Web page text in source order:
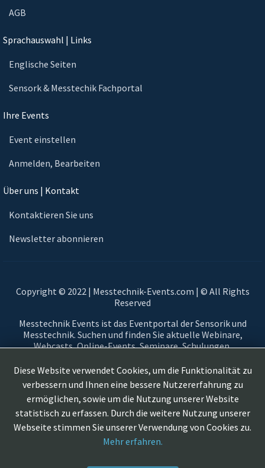
AGB
Sprachauswahl | Links
Englische Seiten
Sensork & Messtechik Fachportal
Ihre Events
Event einstellen
Anmelden, Bearbeiten
Über uns | Kontakt
Kontaktieren Sie uns
Newsletter abonnieren
Copyright © 2022 | Messtechnik-Events.com | © All Rights
Reserved
Messtechnik Events ist das Eventportal der Sensorik und
Messtechnik. Suchen und finden Sie aktuelle Webinare,
Webcasts, Online-Events, Seminare, Schulungen,
Messen und Virtuelle Messen im Bereich der Sensorik und
Messtechnik. Messtechnikevents, virtuelle Messestände, On
Demand und Live-Webinare zum Thema Sensorik und
Messtechnik und anwendungsorientierte Workshops aus
Automotive, Aerospace, Smart Cities, Automatisierung,
Instrumentierung, Testing, Networking, Messgeräte, Sensoren,
Messprinzipien, ...
Diese Website verwendet Cookies, um die Funktionalität zu
verbessern und Ihnen eine bessere Nutzererfahrung zu
ermöglichen, sowie um die Nutzung unserer Website
statistisch zu erfassen. Durch die weitere Nutzung unserer
Webseite stimmen Sie unserer Verwendung von Cookies zu.
Mehr erfahren.